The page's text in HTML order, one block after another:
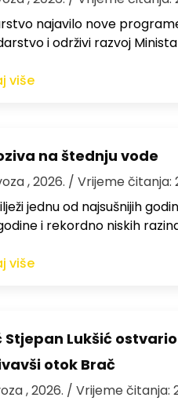
najavilo nove
i održivi razvoj
više
na štednju vode
, 2026. / Vrijeme čitanja:
jednu od najsušnijih
i rekordno niskih
više
Stjepan Lukšić
otok Brač
, 2026. / Vrijeme čitanja: